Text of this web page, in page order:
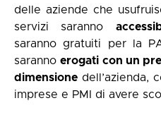
delle aziende che
servizi saranno
saranno gratuiti per la
sarannoerogati con un
dimensione dell’azienda,
imprese e PMI di avere